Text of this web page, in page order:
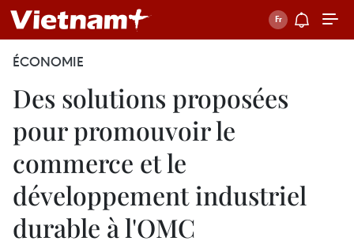
ÉCONOMIE
Des solutions proposées
pour promouvoir le
commerce et le
développement industriel
durable à l'OMC